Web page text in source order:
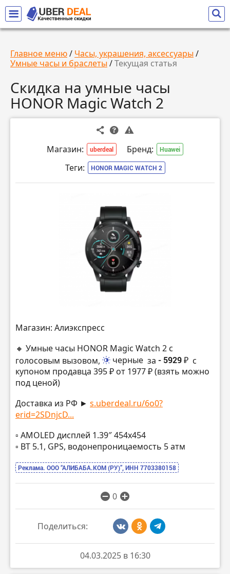
Главное меню/ Часы, украшения, аксессуары /
Умные часы и браслеты /Текущая статья
Скидка на умные часы
HONOR Magic Watch 2
Магазин: uberdeal Бренд: Huawei
Теги: HONOR MAGIC WATCH 2
Магазин: Алиэкспресс
🔸 Умные часы HONOR Magic Watch 2 с
голосовым вызовом,
черные за - 5929 ₽ с
купоном продавца 395 ₽ от 1977 ₽ (взять можно
под ценой)
Доставка из РФ ► s.uberdeal.ru/6o0?
erid=2SDnjcD...
▫️ AMOLED дисплей 1.39″ 454х454
▫️ BT 5.1, GPS, водонепроницаемость 5 атм
Реклама. ООО “АЛИБАБА.КОМ (РУ)”, ИНН 7703380158
0
Поделиться:
04.03.2025 в 16:30